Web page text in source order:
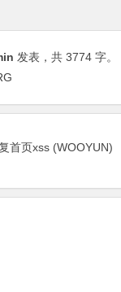
发表，共 3774 字。
首页xss (WOOYUN)